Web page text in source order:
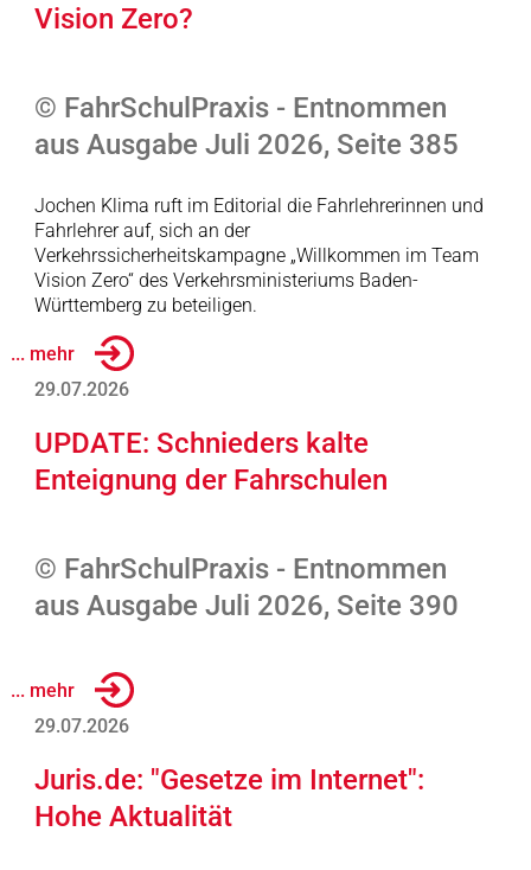
Vision Zero?
© FahrSchulPraxis - Entnommen
aus Ausgabe Juli 2026, Seite 385
Jochen Klima ruft im Editorial die Fahrlehrerinnen und
Fahrlehrer auf, sich an der
Verkehrssicherheitskampagne „Willkommen im Team
Vision Zero“ des Verkehrsministeriums Baden-
Württemberg zu beteiligen.
... mehr
29.07.2026
UPDATE: Schnieders kalte
Enteignung der Fahrschulen
© FahrSchulPraxis - Entnommen
aus Ausgabe Juli 2026, Seite 390
... mehr
29.07.2026
Juris.de: "Gesetze im Internet":
Hohe Aktualität